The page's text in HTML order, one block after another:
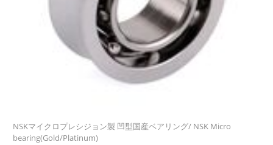
NSKマイクロプレシジョン製 凹型国産ベアリング/ NSK Micro
bearing(Gold/Platinum)